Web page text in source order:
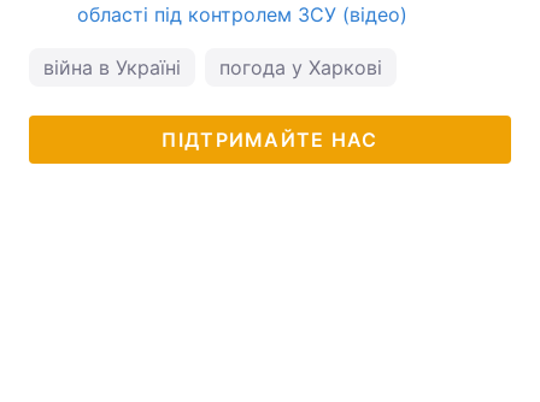
області під контролем ЗСУ (відео)
війна в Україні погода у Харкові
ПІДТРИМАЙТЕ НАС